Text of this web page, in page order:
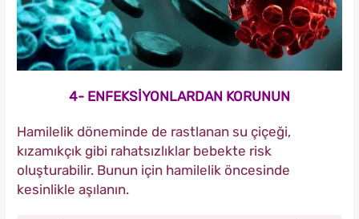
4- ENFEKSİYONLARDAN KORUNUN
Hamilelik döneminde de rastlanan su çiçeği,
kızamıkçık gibi rahatsızlıklar bebekte risk
oluşturabilir. Bunun için hamilelik öncesinde
kesinlikle aşılanın.